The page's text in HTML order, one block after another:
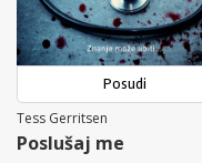
Posudi
Tess Gerritsen
Poslušaj me